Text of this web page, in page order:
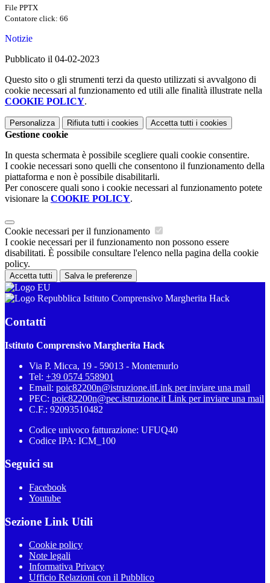
File PPTX
Contatore click: 66
Notizie
Pubblicato il 04-02-2023
Questo sito o gli strumenti terzi da questo utilizzati si avvalgono di
cookie necessari al funzionamento ed utili alle finalità illustrate nella
COOKIE POLICY.
Personalizza Rifiuta tutti i cookies Accetta tutti i cookies
Gestione cookie
In questa schermata è possibile scegliere quali cookie consentire.
I cookie necessari sono quelli che consentono il funzionamento della
piattaforma e non è possibile disabilitarli.
Per conoscere quali sono i cookie necessari al funzionamento potete
visionare la COOKIE POLICY.
Cookie necessari per il funzionamento
I cookie necessari per il funzionamento non possono essere
disabilitati. È possibile consultare l'elenco nella pagina della cookie
policy.
Accetta tutti Salva le preferenze
Istituto Comprensivo Margherita Hack
Contatti
Istituto Comprensivo Margherita Hack
Via P. Micca, 19 - 59013 - Montemurlo
Tel: +39 0574 558901
Email: poic82200n@istruzione.itLink per inviare una mail
PEC: poic82200n@pec.istruzione.it Link per inviare una mail
C.F.: 92093510482
Codice univoco fatturazione: UFUQ40
Codice IPA: ICM_100
Seguici su
Facebook
Youtube
Sezione Link Utili
Cookie policy
Note legali
Informativa Privacy
Ufficio Relazioni con il Pubblico